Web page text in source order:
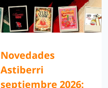
Novedades
Astiberri
septiembre 2026: